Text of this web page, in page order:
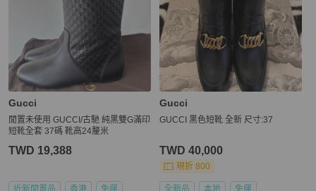
Gucci
閒置未使用 GUCCI/古馳 純黑雙G滿印
短靴全套 37碼 靴高24釐米
TWD 19,388
近新閒置品 香港 免運
Gucci
GUCCI 黑色短靴 全新 尺寸:37
TWD 40,000
現折 800
全新品 本地 免運